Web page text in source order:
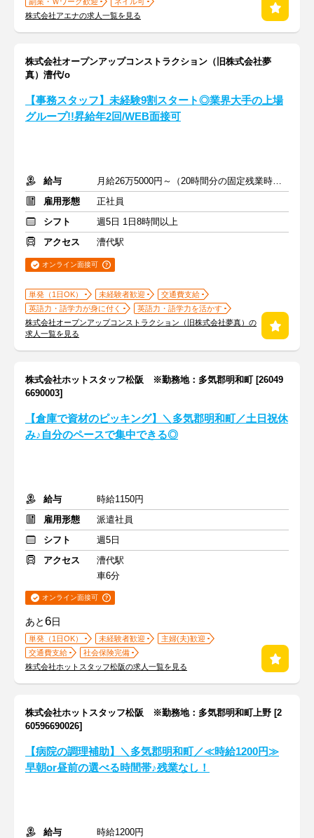
株式会社アエナの求人一覧を見る
株式会社オープンアップコンストラクション（旧株式会社夢
真）漕代/o
【事務スタッフ】未経験9割スタート◎業界大手の上場
グループ!!昇給年2回/WEB面接可
給与
月給26万5000円～（20時間分の固定残業時間代を含む）
雇用形態
正社員
シフト
週5日 1日8時間以上
アクセス
漕代駅
オンライン面接可
単発（1日OK） 未経験者歓迎
交通費支給
英語力・語学力が身に付く
英語力・語学力を活かす
株式会社オープンアップコンストラクション（旧株式会社夢真）の
求人一覧を見る
株式会社ホットスタッフ松阪 ※勤務地：多気郡明和町 [26049
6690003]
【倉庫で資材のピッキング】＼多気郡明和町／土日祝休
み♪自分のペースで集中できる◎
給与
時給1150円
雇用形態
派遣社員
シフト
週5日
アクセス
漕代駅
車6分
オンライン面接可
あと6日
単発（1日OK） 未経験者歓迎
主婦(夫)歓迎
交通費支給
社会保険完備
株式会社ホットスタッフ松阪の求人一覧を見る
株式会社ホットスタッフ松阪 ※勤務地：多気郡明和町上野 [2
60596690026]
【病院の調理補助】＼多気郡明和町／≪時給1200円≫
早朝or昼前の選べる時間帯♪残業なし！
給与
時給1200円